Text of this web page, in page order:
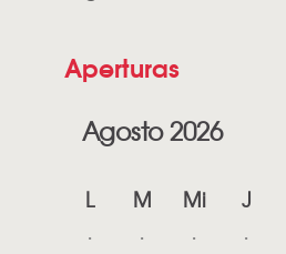
Aperturas
Agosto 2026
L M Mi J